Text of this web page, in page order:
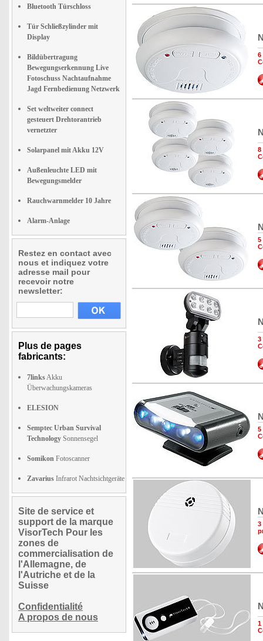
Bluetooth Türschloss
Tür Schließzylinder mit
Display
Bildübertragung
Bewegungserkennung Live
Fotoschuss Nachtaufnahme
Jagd Fernbedienung Netzwerk
Set weltweiter connect
gesteuert Drehtorantrieb
vernetzter
Solarpanel mit Akku 12V
Außenleuchte LED mit
Bewegungsmelder
Rauchwarnmelder 10 Jahre
Alarm-Anlage
Restez en contact avec
nous et indiquez votre
adresse mail pour
recevoir notre
newsletter:
Plus de pages
fabricants:
7linksAkku
Überwachungskameras
ELESION
Semptec Urban Survival
Technology Sonnensegel
Somikon Fotoscanner
Zavarius Infrarot Nachtsichtgeräte
Site de service et
support de la marque
VisorTech Pour les
zones de
commercialisation de
l'Allemagne, de
l'Autriche et de la
Suisse
Confidentialité
A propos de nous
6
8
5
3
5
3
1